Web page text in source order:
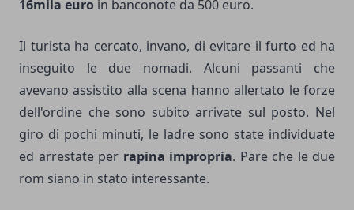
16mila euro in banconote da 500 euro.
Il turista ha cercato, invano, di evitare il furto ed ha
inseguito le due nomadi. Alcuni passanti che
avevano assistito alla scena hanno allertato le forze
dell'ordine che sono subito arrivate sul posto. Nel
giro di pochi minuti, le ladre sono state individuate
ed arrestate per rapina impropria. Pare che le due
rom siano in stato interessante.